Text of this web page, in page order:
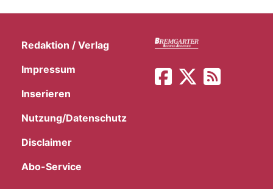
Redaktion / Verlag
Impressum
Inserieren
Nutzung/Datenschutz
Disclaimer
Abo-Service